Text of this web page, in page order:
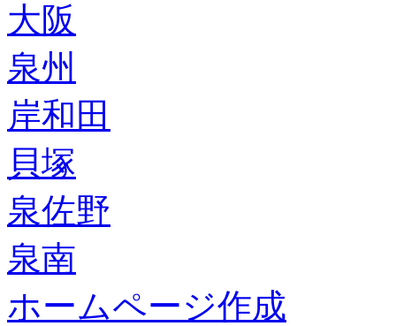
大阪
泉州
岸和田
貝塚
泉佐野
泉南
ホームページ作成